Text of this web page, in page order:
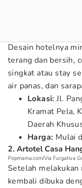
Desain hotelnya
terang dan bersih,
singkat atau stay
air panas, dan
Lokasi:Jl.
Kramat Pela,
Daerah
Harga: Mulai
2. Artotel Casa
Popmama.com/Via Furgativa
Setelah
kembali dibuka